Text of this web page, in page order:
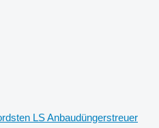
LS Anbaudüngerstreuer